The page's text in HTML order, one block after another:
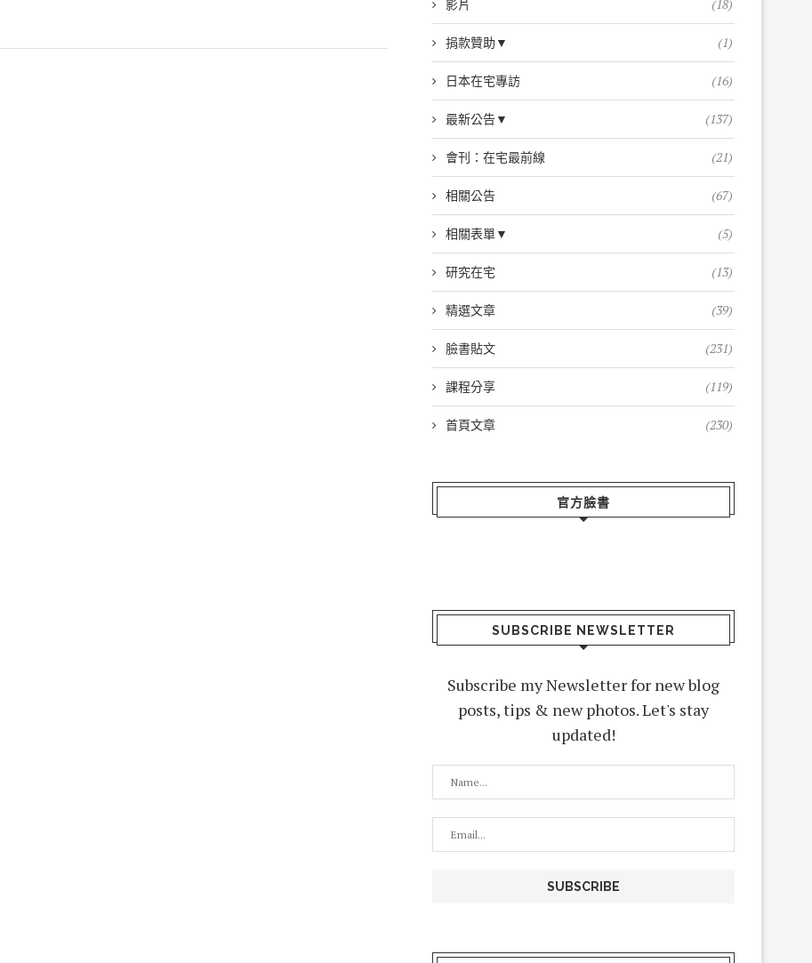
影片 (18)
捐款贊助▼ (1)
日本在宅專訪 (16)
最新公告▼ (137)
會刊：在宅最前線 (21)
相關公告 (67)
相關表單▼ (5)
研究在宅 (13)
精選文章 (39)
臉書貼文 (231)
課程分享 (119)
首頁文章 (230)
官方臉書
SUBSCRIBE NEWSLETTER
Subscribe my Newsletter for new blog
posts, tips & new photos. Let's stay
updated!